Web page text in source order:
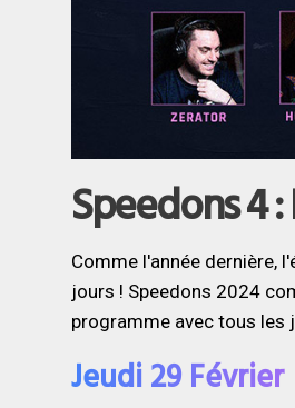
Speedons 4
Comme l'année dernière,
jours ! Speedons 2024
programme avec tous les
Jeudi 29 Février